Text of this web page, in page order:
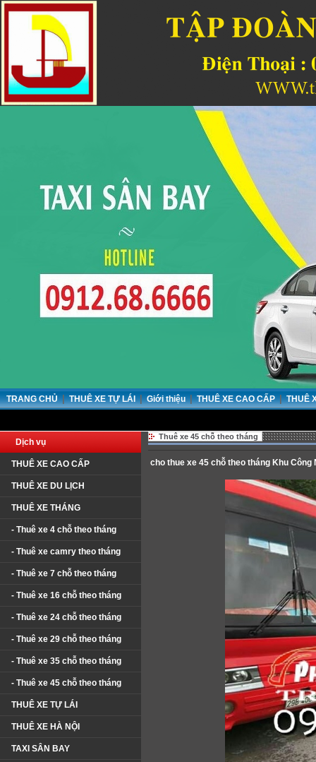
TRANG CHỦ | THUÊ XE TỰ LÁI | Giới thiệu | THUÊ XE CAO CẤP | THUÊ
Dịch vụ
THUÊ XE CAO CẤP
THUÊ XE DU LỊCH
THUÊ XE THÁNG
- Thuê xe 4 chỗ theo tháng
- Thuê xe camry theo tháng
- Thuê xe 7 chỗ theo tháng
- Thuê xe 16 chỗ theo tháng
- Thuê xe 24 chỗ theo tháng
- Thuê xe 29 chỗ theo tháng
- Thuê xe 35 chỗ theo tháng
- Thuê xe 45 chỗ theo tháng
THUÊ XE TỰ LÁI
THUÊ XE HÀ NỘI
TAXI SÂN BAY
Thuê xe 45 chỗ theo tháng
cho thue xe 45 chỗ theo tháng Khu Công